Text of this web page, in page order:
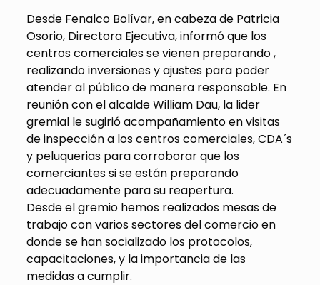
Desde Fenalco Bolívar, en cabeza de Patricia
Osorio, Directora Ejecutiva, informó que los
centros comerciales se vienen preparando ,
realizando inversiones y ajustes para poder
atender al público de manera responsable. En
reunión con el alcalde William Dau, la lider
gremial le sugirió acompañamiento en visitas
de inspección a los centros comerciales, CDA´s
y peluquerias para corroborar que los
comerciantes si se están preparando
adecuadamente para su reapertura.
Desde el gremio hemos realizados mesas de
trabajo con varios sectores del comercio en
donde se han socializado los protocolos,
capacitaciones, y la importancia de las
medidas a cumplir.